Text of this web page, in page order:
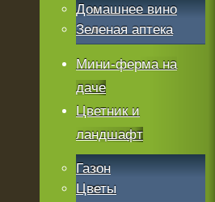
Домашнее вино
Зеленая аптека
Мини-ферма на
даче
Цветник и
ландшафт
Газон
Цветы